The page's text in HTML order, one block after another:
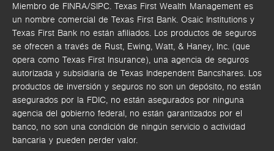
Miembro de FINRA/SIPC. Texas First Wealth Management es
un nombre comercial de Texas First Bank. Osaic Institutions y
Texas First Bank no están afiliados. Los productos de seguros
se ofrecen a través de Rust, Ewing, Watt, & Haney, Inc. (que
opera como Texas First Insurance), una agencia de seguros
autorizada y subsidiaria de Texas Independent Bancshares. Los
productos de inversión y seguros no son un depósito, no están
asegurados por la FDIC, no están asegurados por ninguna
agencia del gobierno federal, no están garantizados por el
banco, no son una condición de ningún servicio o actividad
bancaria y pueden perder valor.